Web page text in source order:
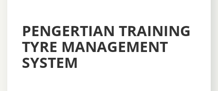
PENGERTIAN TRAINING
TYRE MANAGEMENT
SYSTEM